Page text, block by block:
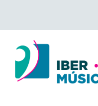
o
conteúdo